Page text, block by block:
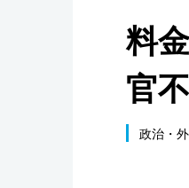
国際
社会
文化
料
官
政治・